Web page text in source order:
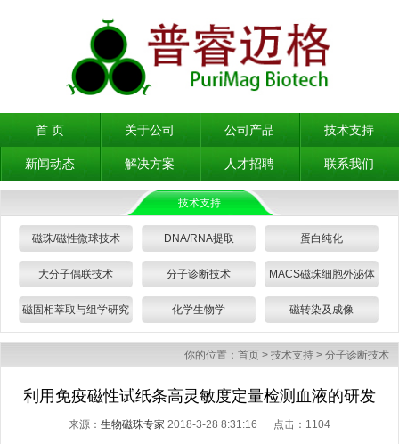
首 页 关于公司 公司产品 技术支持
新闻动态 解决方案 人才招聘 联系我们
技术支持
磁珠/磁性微球技术 DNA/RNA提取 蛋白纯化
大分子偶联技术 分子诊断技术 MACS磁珠细胞外泌体
分选
磁固相萃取与组学研究 化学生物学 磁转染及成像
你的位置： 首页 > 技术支持 > 分子诊断技术
利用免疫磁性试纸条高灵敏度定量检测血液的研发
来源： 生物磁珠专家 2018-3-28 8:31:16 点击： 1104